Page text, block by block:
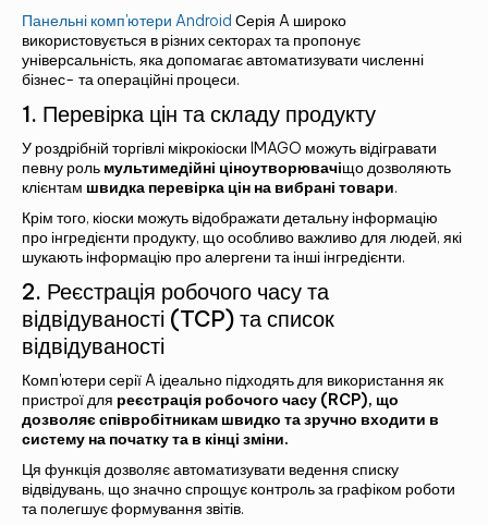
Панельні комп'ютери Android Серія A широко
використовується в різних секторах та пропонує
універсальність, яка допомагає автоматизувати численні
бізнес- та операційні процеси.
1. Перевірка цін та складу продукту
У роздрібній торгівлі мікрокіоски IMAGO можуть відігравати
певну роль мультимедійні ціноутворювачіщо дозволяють
клієнтам швидка перевірка цін на вибрані товари.
Крім того, кіоски можуть відображати детальну інформацію
про інгредієнти продукту, що особливо важливо для людей, які
шукають інформацію про алергени та інші інгредієнти.
2. Реєстрація робочого часу та
відвідуваності (TCP) та список
відвідуваності
Комп'ютери серії A ідеально підходять для використання як
пристрої для реєстрація робочого часу (RCP), що
дозволяє співробітникам швидко та зручно входити в
систему на початку та в кінці зміни.
Ця функція дозволяє автоматизувати ведення списку
відвідувань, що значно спрощує контроль за графіком роботи
та полегшує формування звітів.